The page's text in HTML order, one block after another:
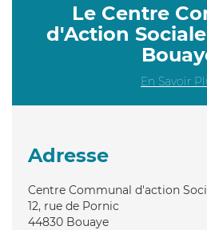
Le Centre
d'Action
En Savoir
Adresse
Centre Communal d'action
12, rue de Pornic
44830 Bouaye